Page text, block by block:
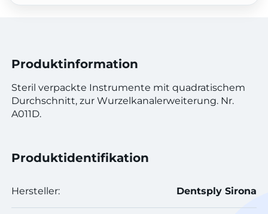
Produktinformation
Steril verpackte Instrumente mit quadratischem
Durchschnitt, zur Wurzelkanalerweiterung. Nr.
A011D.
Produktidentifikation
Hersteller: Dentsply Sirona